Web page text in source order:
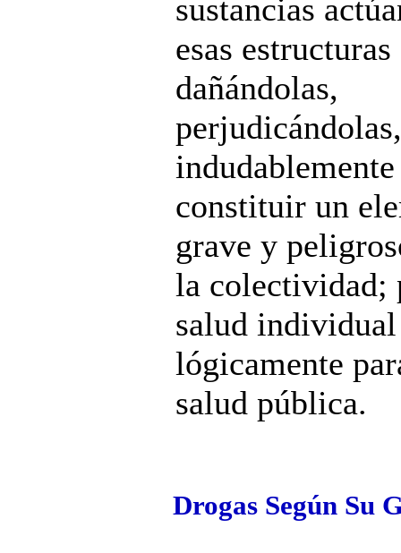
sustancias
esas estructuras
dañándolas,
perjudicándolas,
constituir un
grave y
la colectividad;
salud
lógicamente
salud pública.
Drogas Según Su